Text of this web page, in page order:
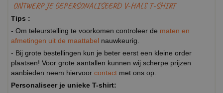
ONTWERP JE GEPERSONALISEERD V-HALS T-SHIRT
Tips :
- Om teleurstelling te voorkomen controleer de maten en
afmetingen uit de maattabel nauwkeurig.
- Bij grote bestellingen kun je beter eerst een kleine order
plaatsen! Voor grote aantallen kunnen wij scherpe prijzen
aanbieden neem hiervoor contact met ons op.
Personaliseer je unieke T-shirt: